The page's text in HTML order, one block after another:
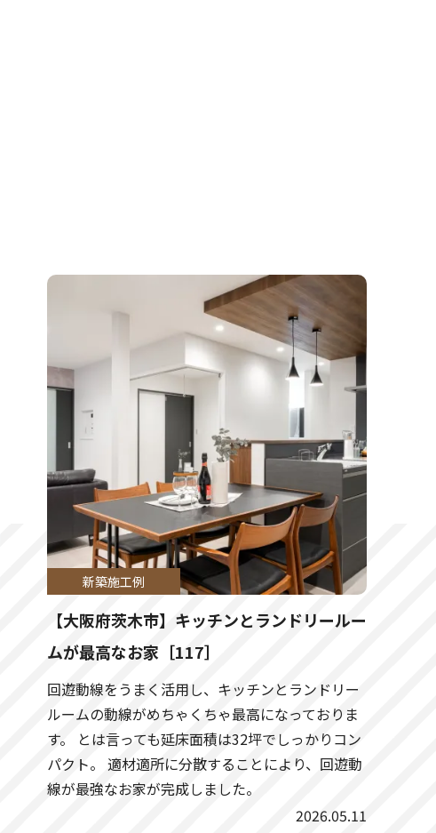
新築施工例
【大阪府茨木市】キッチンとランドリールー
ムが最高なお家［117］
回遊動線をうまく活用し、キッチンとランドリー
ルームの動線がめちゃくちゃ最高になっておりま
す。 とは言っても延床面積は32坪でしっかりコン
パクト。 適材適所に分散することにより、回遊動
線が最強なお家が完成しました。
2026.05.11